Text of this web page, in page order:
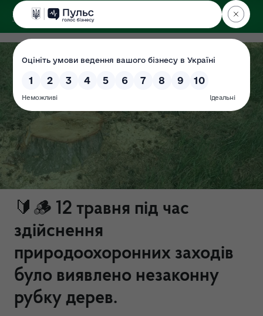
ДЕРЖЕКОІНСПЕКЦІЯ
у Волинській області
🔰🪵 12 травня під час
здійснення
природоохоронних заходів
було виявлено незаконну
рубку дерев.